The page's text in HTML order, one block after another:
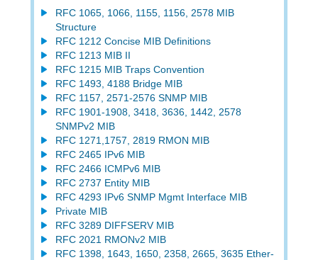
RFC 1065, 1066, 1155, 1156, 2578 MIB
Structure
RFC 1212 Concise MIB Definitions
RFC 1213 MIB II
RFC 1215 MIB Traps Convention
RFC 1493, 4188 Bridge MIB
RFC 1157, 2571-2576 SNMP MIB
RFC 1901-1908, 3418, 3636, 1442, 2578
SNMPv2 MIB
RFC 1271,1757, 2819 RMON MIB
RFC 2465 IPv6 MIB
RFC 2466 ICMPv6 MIB
RFC 2737 Entity MIB
RFC 4293 IPv6 SNMP Mgmt Interface MIB
Private MIB
RFC 3289 DIFFSERV MIB
RFC 2021 RMONv2 MIB
RFC 1398, 1643, 1650, 2358, 2665, 3635 Ether-